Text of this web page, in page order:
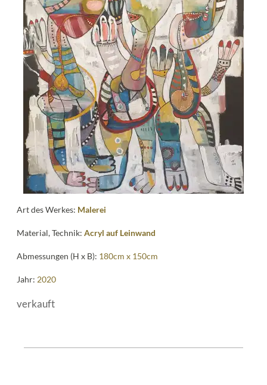
Kontakt
follow
Art des Werkes: Malerei
Material, Technik:Acryl auf Leinwand
Abmessungen (H x B): 180cm x 150cm
Jahr: 2020
verkauft